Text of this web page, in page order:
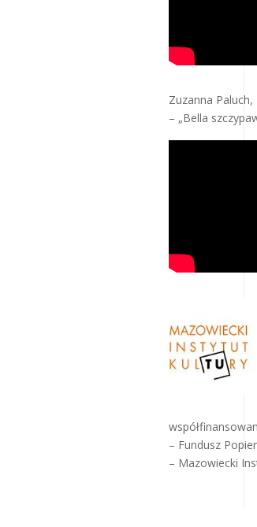
Zuzanna Paluch,
– „Bella
– Fundusz
– Mazowiecki